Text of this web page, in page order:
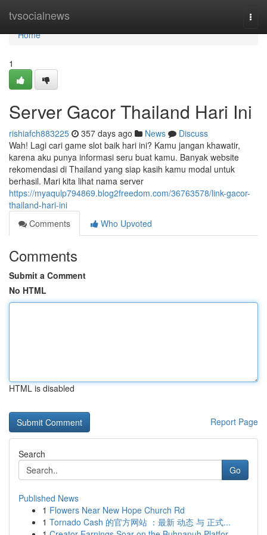
tvsocialnews
Home
Home
1
Server Gacor Thailand Hari Ini
rishiafch883225 357 days ago News
Discuss
Wah! Lagi cari game slot baik hari ini? Kamu jangan khawatir,
karena aku punya informasi seru buat kamu. Banyak website
rekomendasi di Thailand yang siap kasih kamu modal untuk
berhasil. Mari kita lihat nama server
https://myaqulp794869.blog2freedom.com/36763578/link-gacor-
thailand-hari-ini
Comments
Who Upvoted
Comments
Submit a Comment
No HTML
HTML is disabled
Report Page
Search
Go
Published News
1 Flowers Near New Hope Church Rd
1 Tornado Cash 的官方网站 ：最新 动态 与 正式...